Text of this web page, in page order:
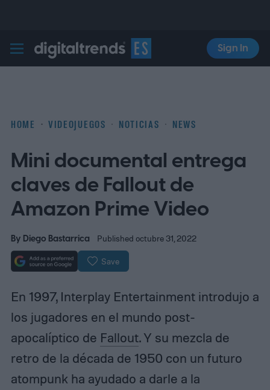
Digital Trends Español
Sign In
HOME VIDEOJUEGOS NOTICIAS NEWS
Mini documental entrega
claves de Fallout de
Amazon Prime Video
By Diego Bastarrica Published octubre 31, 2022
Save
En 1997, Interplay Entertainment introdujo a
los jugadores en el mundo post-
apocalíptico de Fallout. Y su mezcla de
retro de la década de 1950 con un futuro
atompunk ha ayudado a darle a la